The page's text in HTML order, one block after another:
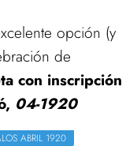
opción (y
de
con inscripción
04-1920
ABRIL 1920